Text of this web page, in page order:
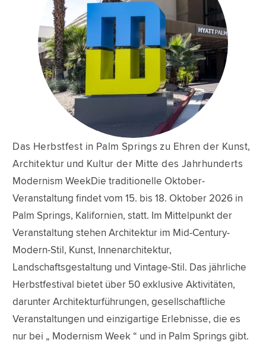
Das Herbstfest in Palm Springs zu Ehren der Kunst,
Architektur und Kultur der Mitte des Jahrhunderts
Modernism WeekDie traditionelle Oktober-
Veranstaltung findet vom 15. bis 18. Oktober 2026 in
Palm Springs, Kalifornien, statt. Im Mittelpunkt der
Veranstaltung stehen Architektur im Mid-Century-
Modern-Stil, Kunst, Innenarchitektur,
Landschaftsgestaltung und Vintage-Stil. Das jährliche
Herbstfestival bietet über 50 exklusive Aktivitäten,
darunter Architekturführungen, gesellschaftliche
Veranstaltungen und einzigartige Erlebnisse, die es
nur bei „ Modernism Week “ und in Palm Springs gibt.